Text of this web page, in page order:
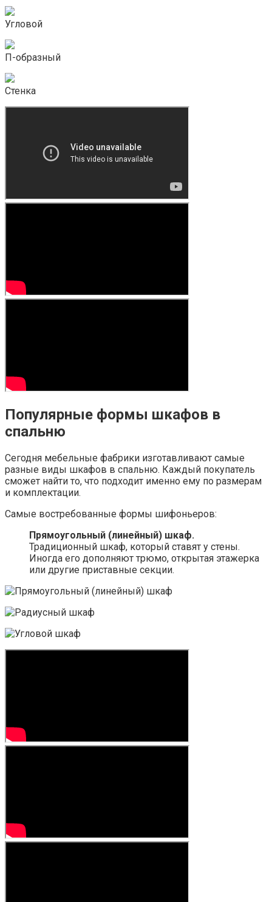
Угловой
П-образный
Стенка
Популярные формы шкафов в
спальню
Сегодня мебельные фабрики изготавливают самые
разные виды шкафов в спальню. Каждый покупатель
сможет найти то, что подходит именно ему по размерам
и комплектации.
Самые востребованные формы шифоньеров:
Прямоугольный (линейный) шкаф.
Традиционный шкаф, который ставят у стены.
Иногда его дополняют трюмо, открытая этажерка
или другие приставные секции.